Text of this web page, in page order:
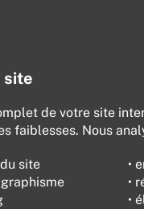
site
de votre site
faiblesses. Nous
site
•
•
•